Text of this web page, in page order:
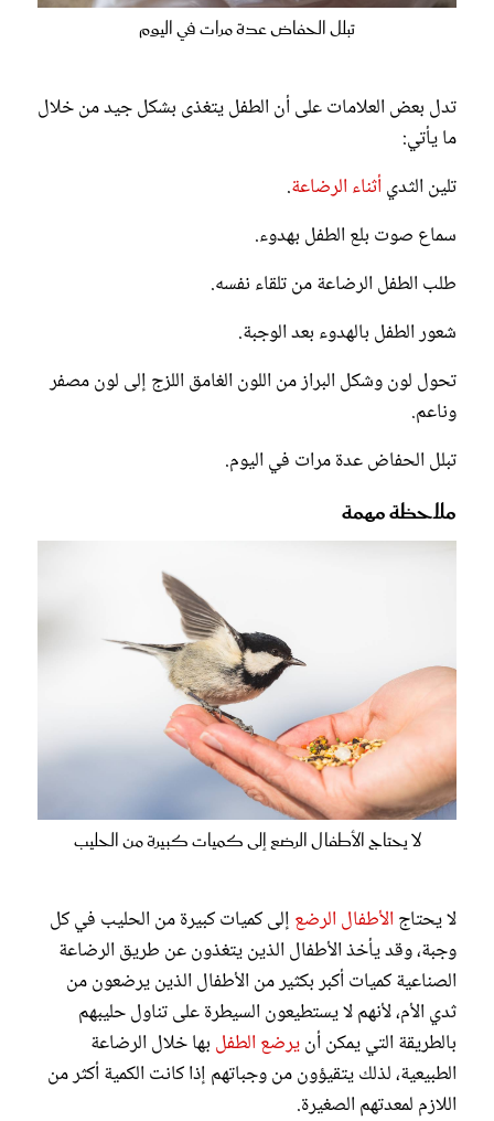
تبلل الحفاض عدة مرات في اليوم
تدل بعض العلامات على أن الطفل يتغذى بشكل جيد من خلال
ما يأتي:
تلين الثديأثناء الرضاعة.
سماع صوت بلع الطفل بهدوء.
طلب الطفل الرضاعة من تلقاء نفسه.
شعور الطفل بالهدوء بعد الوجبة.
تحول لون وشكل البراز من اللون الغامق اللزج إلى لون مصفر
وناعم.
تبلل الحفاض عدة مرات في اليوم.
ملاحظة مهمة
لا يحتاج الأطفال الرضع إلى كميات كبيرة من الحليب
لا يحتاج الأطفال الرضع إلى كميات كبيرة من الحليب في كل
وجبة، وقد يأخذ الأطفال الذين يتغذون عن طريق الرضاعة
الصناعية كميات أكبر بكثير من الأطفال الذين يرضعون من
ثدي الأم، لأنهم لا يستطيعون السيطرة على تناول حليبهم
بالطريقة التي يمكن أنيرضع الطفل بها خلال الرضاعة
الطبيعية، لذلك يتقيؤون من وجباتهم إذا كانت الكمية أكثر من
اللازم لمعدتهم الصغيرة.